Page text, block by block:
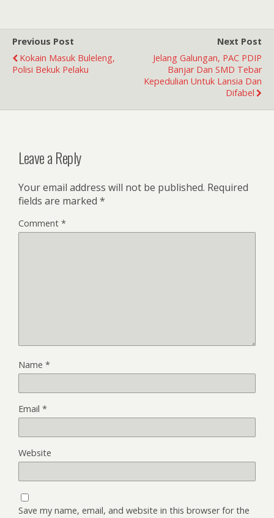
Previous Post
Kokain Masuk Buleleng,
Polisi Bekuk Pelaku
Next Post
Jelang Galungan, PAC PDIP
Banjar Dan SMD Tebar
Kepedulian Untuk Lansia Dan
Difabel
Leave a Reply
Your email address will not be published. Required
fields are marked *
Comment *
Name *
Email *
Website
Save my name, email, and website in this browser for the